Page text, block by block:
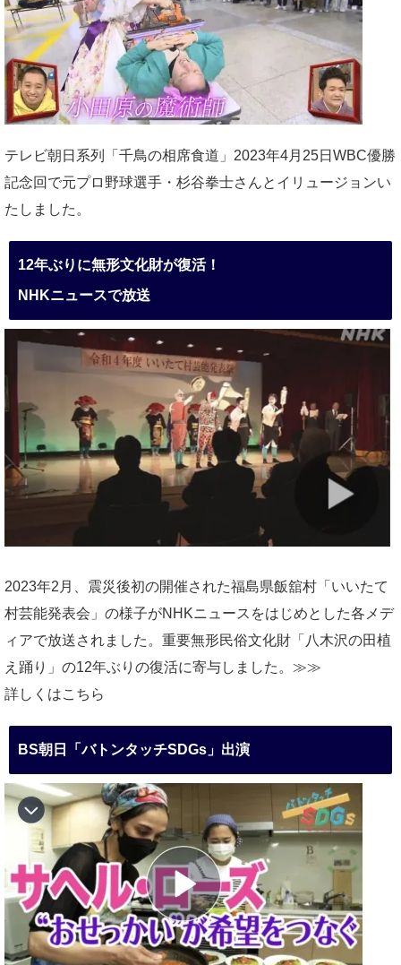
テレビ朝日系列「千鳥の相席食道」2023年4月25日WBC優勝
記念回で元プロ野球選手・杉谷拳士さんとイリュージョンい
たしました。
12年ぶりに無形文化財が復活！
NHKニュースで放送
2023年2月、震災後初の開催された福島県飯舘村「いいたて
村芸能発表会」の様子がNHKニュースをはじめとした各メデ
ィアで放送されました。重要無形民俗文化財「八木沢の田植
え踊り」の12年ぶりの復活に寄与しました。≫≫
詳しくはこちら
BS朝日「バトンタッチSDGs」出演